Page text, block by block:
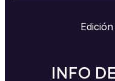
INFO